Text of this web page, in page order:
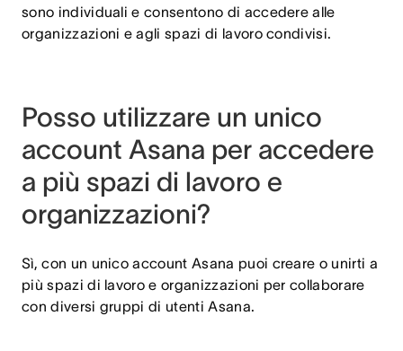
sono individuali e consentono di accedere alle
organizzazioni e agli spazi di lavoro condivisi.
Posso utilizzare un unico
account Asana per accedere
a più spazi di lavoro e
organizzazioni?
Sì, con un unico account Asana puoi creare o unirti a
più spazi di lavoro e organizzazioni per collaborare
con diversi gruppi di utenti Asana.